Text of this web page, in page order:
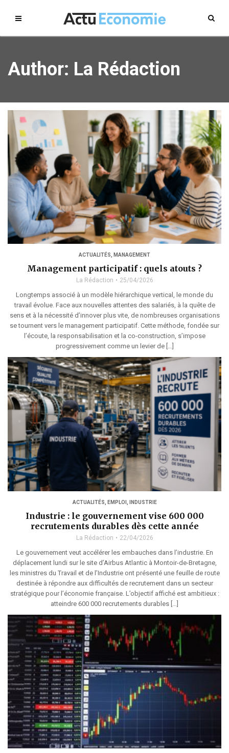
Author: La Rédaction
ACTUALITÉS, MANAGEMENT
Management participatif : quels atouts ?
La Rédaction 25/04/2026
Longtemps associé à un modèle hiérarchique vertical, le monde du
travail évolue. Face aux nouvelles attentes des salariés, à la quête de
sens et à la nécessité d’innover plus vite, de nombreuses organisations
se tournent vers le management participatif. Cette méthode, fondée sur
l’écoute, la responsabilisation et la co-construction, s’impose
progressivement comme un levier de […]
ACTUALITÉS EMPLOI INDUSTRIE
Industrie : le gouvernement vise 600 000
recrutements durables dès cette année
La Rédaction 22/04/2026
Le gouvernement veut accélérer les embauches dans l’industrie. En
déplacement lundi sur le site d’Airbus Atlantic à Montoir-de-Bretagne,
les ministres du Travail et de l’Industrie ont présenté une feuille de route
destinée à répondre aux difficultés de recrutement dans un secteur
stratégique pour l’économie française. L’objectif affiché est ambitieux :
atteindre 600 000 recrutements durables […]